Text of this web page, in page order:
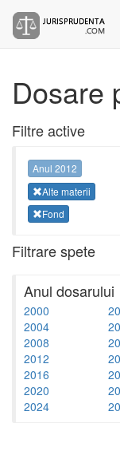
Dosare
Filtre active
Anul 2012
Alte materii
Fond
Filtrare spete
Anul dosarului
2000
2004
2008
2012
2016
2020
2024